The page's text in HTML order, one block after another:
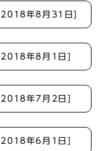
[2018年8月31日]
[2018年8月1日]
[2018年7月2日]
[2018年6月1日]